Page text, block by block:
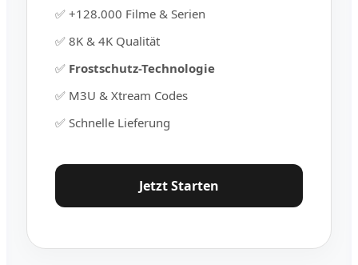
✅ +128.000 Filme & Serien
✅ 8K & 4K Qualität
✅ Frostschutz-Technologie
✅ M3U & Xtream Codes
✅ Schnelle Lieferung
Jetzt Starten